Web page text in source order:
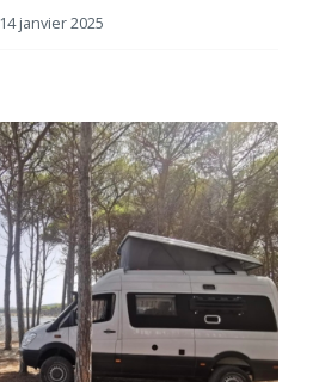
14 janvier 2025